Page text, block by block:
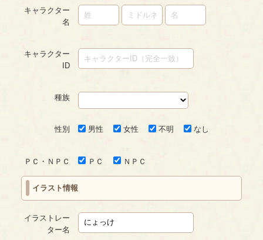
キャラクター
名
キャラクター
ID
種族
性別 男性 女性 不明 なし
ＰＣ・ＮＰＣ ＰＣ ＮＰＣ
イラスト情報
イラストレー
ター名